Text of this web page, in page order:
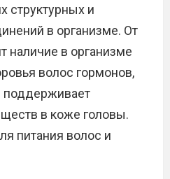
структурных и
в организме. От
наличие в организме
волос гормонов,
поддерживает
в коже головы.
питания волос и